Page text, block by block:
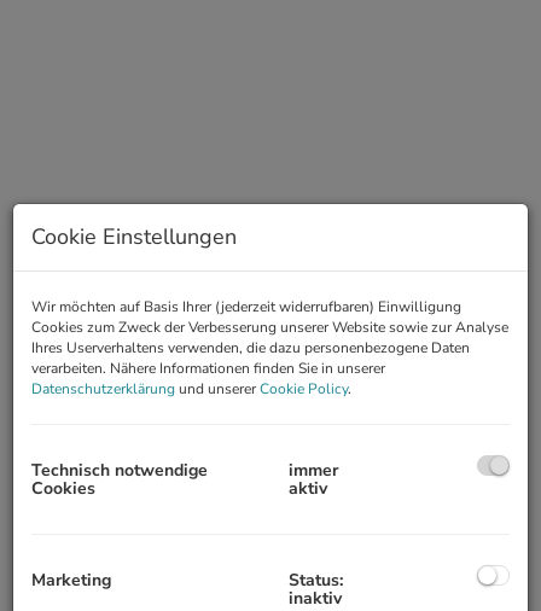
Video
Cookie Einstellungen
Wir möchten auf Basis Ihrer (jederzeit widerrufbaren) Einwilligung
Cookies zum Zweck der Verbesserung unserer Website sowie zur Analyse
Ihres Userverhaltens verwenden, die dazu personenbezogene Daten
verarbeiten. Nähere Informationen finden Sie in unserer
Datenschutzerklärungund unsererCookie Policy.
Technisch notwendige
Cookies
immer
aktiv
Marketing Status:
inaktiv